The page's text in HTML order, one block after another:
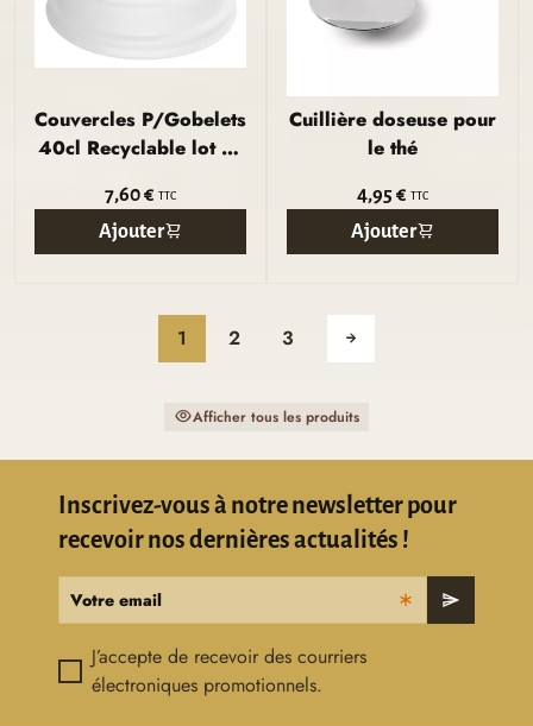
Couvercles P/Gobelets
40cl Recyclable lot de
7,60 € TTC
Ajouter
Cuillière doseuse pour
le thé
4,95 € TTC
Ajouter
1 2 3
Afficher tous les produits
Inscrivez-vous à notre newsletter pour
recevoir nos dernières actualités !
Votre email send
J’accepte de recevoir des courriers
électroniques promotionnels.